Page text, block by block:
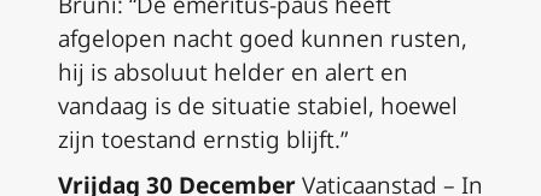
afgelopen nacht goed kunnen rusten,
hij is absoluut helder en alert en
vandaag is de situatie stabiel, hoewel
zijn toestand ernstig blijft.”
Vrijdag 30 DecemberVaticaanstad – In